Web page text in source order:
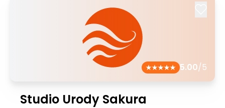
5.00/5
Studio Urody Sakura